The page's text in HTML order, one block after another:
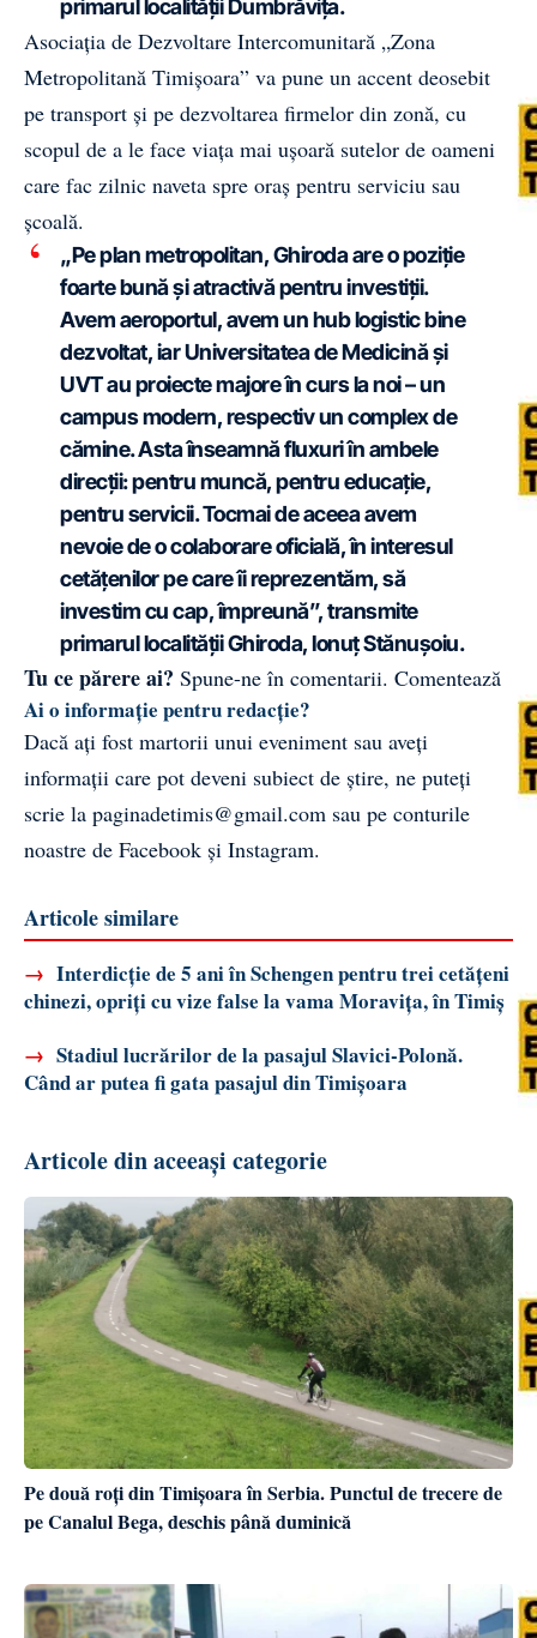
primarul localității Dumbrăvița.
Asociația de Dezvoltare Intercomunitară „Zona
Metropolitană Timișoara” va pune un accent deosebit
pe transport și pe dezvoltarea firmelor din zonă, cu
scopul de a le face viața mai ușoară sutelor de oameni
care fac zilnic naveta spre oraș pentru serviciu sau
școală.
„Pe plan metropolitan, Ghiroda are o poziție
foarte bună și atractivă pentru investiții.
Avem aeroportul, avem un hub logistic bine
dezvoltat, iar Universitatea de Medicină și
UVT au proiecte majore în curs la noi – un
campus modern, respectiv un complex de
cămine. Asta înseamnă fluxuri în ambele
direcții: pentru muncă, pentru educație,
pentru servicii. Tocmai de aceea avem
nevoie de o colaborare oficială, în interesul
cetățenilor pe care îi reprezentăm, să
investim cu cap, împreună”, transmite
primarul localității Ghiroda, Ionuț Stănușoiu.
Tu ce părere ai? Spune-ne în comentarii. Comentează
Ai o informație pentru redacție?
Dacă ați fost martorii unui eveniment sau aveți
informații care pot deveni subiect de știre, ne puteți
scrie la paginadetimis@gmail.com sau pe conturile
noastre de Facebook și Instagram.
Articole similare
→ Interdicție de 5 ani în Schengen pentru trei cetățeni
chinezi, opriți cu vize false la vama Moravița, în Timiș
→ Stadiul lucrărilor de la pasajul Slavici-Polonă.
Când ar putea fi gata pasajul din Timișoara
Articole din aceeași categorie
Pe două roți din Timișoara în Serbia. Punctul de trecere de
pe Canalul Bega, deschis până duminică